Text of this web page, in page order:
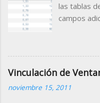
las tablas
campos
tiempo
Porcentual
diferencia
Vinculación de
noviembre 15, 2011